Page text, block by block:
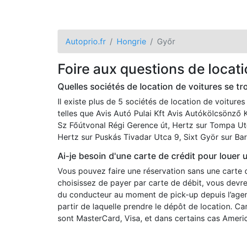
Autoprio.fr Hongrie Győr
Foire aux questions de
Quelles sociétés de location de voitures se
Il existe plus de 5 sociétés de location de
telles que Avis Autó Pulai Kft Avis Autókölcsönző
Sz Főútvonal Régi Gerence út, Hertz sur Tompa
Hertz sur Puskás Tivadar Utca 9, Sixt Györ sur
Ai-je besoin d'une carte de crédit pour louer
Vous pouvez faire une réservation sans une
choisissez de payer par carte de débit, vous
du conducteur au moment de pick-up depuis
partir de laquelle prendre le dépôt de location.
sont MasterCard, Visa, et dans certains cas